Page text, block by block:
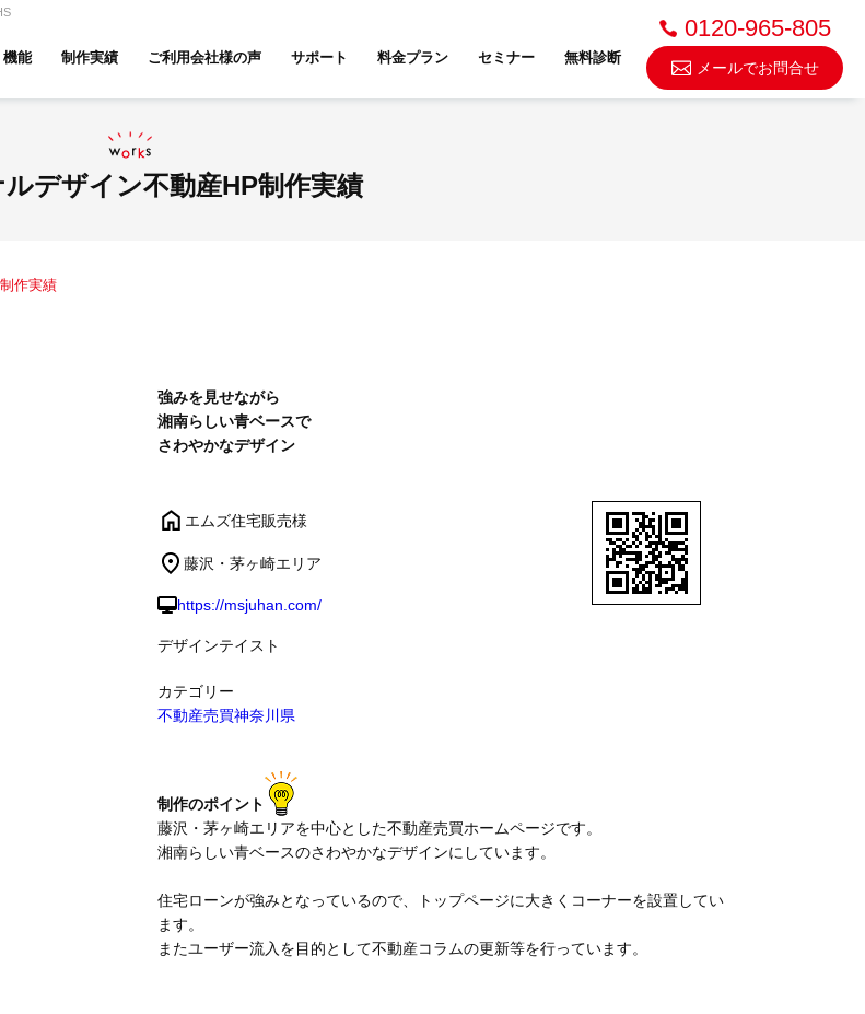
機能 制作実績
建築・リフォーム テナント
ご利用会社様の声 サポート 料金プラン セミナー 無料診断
0120-965-805
メールでお問合せ
デザイン不動産HP制作実績
作実績
強みを見せながら
湘南らしい青ベースで
さわやかなデザイン
エムズ住宅販売様
藤沢・茅ヶ崎エリア
https://msjuhan.com/
デザインテイスト
カテゴリー
不動産売買神奈川県
制作のポイント
藤沢・茅ヶ崎エリアを中心とした不動産売買ホームページです。
湘南らしい青ベースのさわやかなデザインにしています。
住宅ローンが強みとなっているので、トップページに大きくコーナーを設置してい
ます。
またユーザー流入を目的として不動産コラムの更新等を行っています。